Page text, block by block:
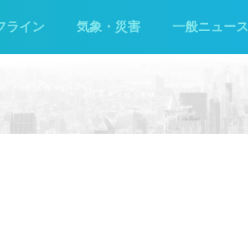
ライン 気象・災害 一般ニュース